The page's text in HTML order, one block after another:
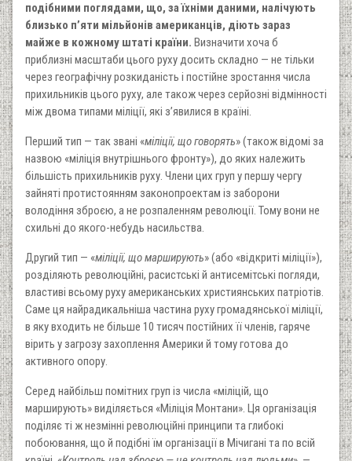
подібними поглядами, що, за їхніми даними, налічують
близько п’яти мільйонів американців, діють зараз
майже в кожному штаті країни. Визначити хоча б
приблизні масштаби цього руху досить складно — не тільки
через географічну розкиданість і постійне зростання числа
прихильників цього руху, але також через серйозні відмінності
між двома типами міліції, які з’явилися в країні.
Перший тип — так звані «міліції, що говорять» (також відомі за
назвою «міліція внутрішнього фронту»), до яких належить
більшість прихильників руху. Члени цих груп у першу чергу
зайняті протистоянням законопроектам із заборони
володіння зброєю, а не розпаленням революції. Тому вони не
схильні до якого-небудь насильства.
Другий тип — «міліції, що марширують» (або «відкриті міліції»),
розділяють революційні, расистські й антисемітські погляди,
властиві всьому руху американських християнських патріотів.
Саме ця найрадикальніша частина руху громадянської міліції,
в яку входить не більше 10 тисяч постійних її членів, гаряче
вірить у загрозу захоплення Америки й тому готова до
активного опору.
Серед найбільш помітних груп із числа «міліцій, що
марширують» виділяється «Міліція Монтани». Ця організація
поділяє ті ж незмінні революційні принципи та глибокі
побоювання, що й подібні їм організації в Мічигані та по всій